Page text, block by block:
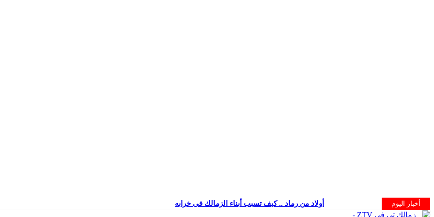
أخبار اليوم
أولاد من رماد .. كيف تسبب أبناء الزمالك فى خرابه